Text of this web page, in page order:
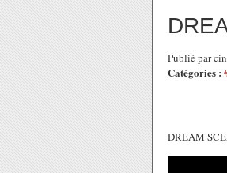
Publié par
Catégories :
DREAM